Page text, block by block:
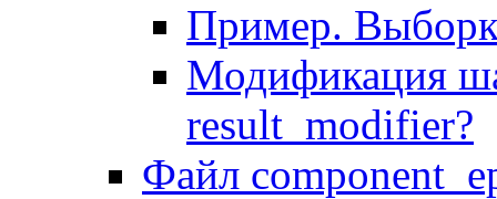
Пример.
Модификация
result_modifier?
Файл